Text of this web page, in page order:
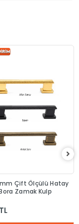
Çift Ölçülü Hatay
Zamak Kulp